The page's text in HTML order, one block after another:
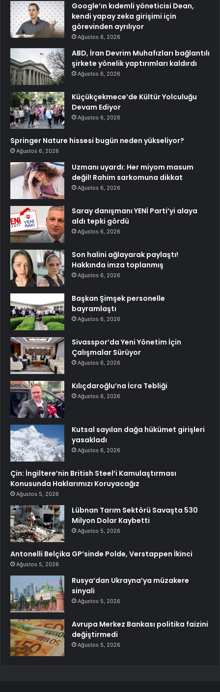
Google’ın kıdemli yöneticisi Dean,
kendi yapay zeka girişimi için
görevinden ayrılıyor
Ağustos 6, 2026
ABD, İran Devrim Muhafızları bağlantılı
şirkete yönelik yaptırımları kaldırdı
Ağustos 6, 2026
Küçükçekmece’de Kültür Yolculuğu
Devam Ediyor
Ağustos 6, 2026
Springer Nature hissesi bugün neden yükseliyor?
Ağustos 6, 2026
Uzmanı uyardı: Her miyom masum
değil! Rahim sarkomuna dikkat
Ağustos 6, 2026
Saray danışmanı YENİ Parti’yi alaya
aldı tepki gördü
Ağustos 6, 2026
Son halini ağlayarak paylaştı!
Hakkında imza toplanmış
Ağustos 6, 2026
Başkan Şimşek personelle
bayramlaştı
Ağustos 6, 2026
Sivasspor’da Yeni Yönetim İçin
Çalışmalar Sürüyor
Ağustos 6, 2026
Kılıçdaroğlu’na İcra Tebliği
Ağustos 6, 2026
Kutsal sayılan dağa hükümet girişleri
yasakladı
Ağustos 6, 2026
Çin: İngiltere’nin British Steel’i Kamulaştırması
Konusunda Haklarımızı Koruyacağız
Ağustos 5, 2026
Lübnan Tarım Sektörü Savaşta 530
Milyon Dolar Kaybetti
Ağustos 5, 2026
Antonelli Belçika GP’sinde Polde, Verstappen İkinci
Ağustos 5, 2026
Rusya’dan Ukrayna’ya müzakere
sinyali
Ağustos 5, 2026
Avrupa Merkez Bankası politika faizini
değiştirmedi
Ağustos 5, 2026